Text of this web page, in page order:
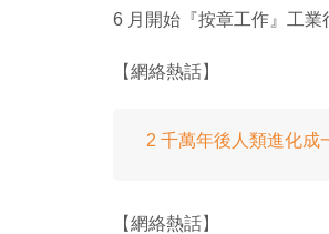
6 月開始『按章工作』工業
【網絡熱話】
2 千萬年後人類進化成
【網絡熱話】